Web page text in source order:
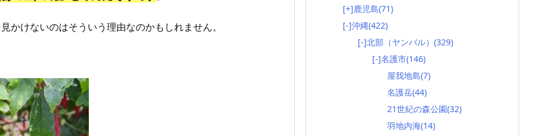
かけないのはそういう理由なのかもしれません。
[+]鹿児島(71)
[-]沖縄(422)
[-]北部（ヤンバル） (329)
[-]名護市(146)
屋我地島(7)
名護岳(44)
21世紀の森公園(32)
羽地内海(14)